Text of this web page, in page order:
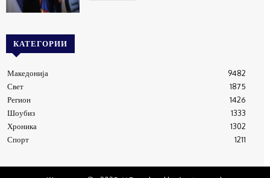
КАТЕГОРИИ
Македонија
9482
Свет
1875
Регион
1426
Шоубиз
1333
Хроника
1302
Спорт
1211